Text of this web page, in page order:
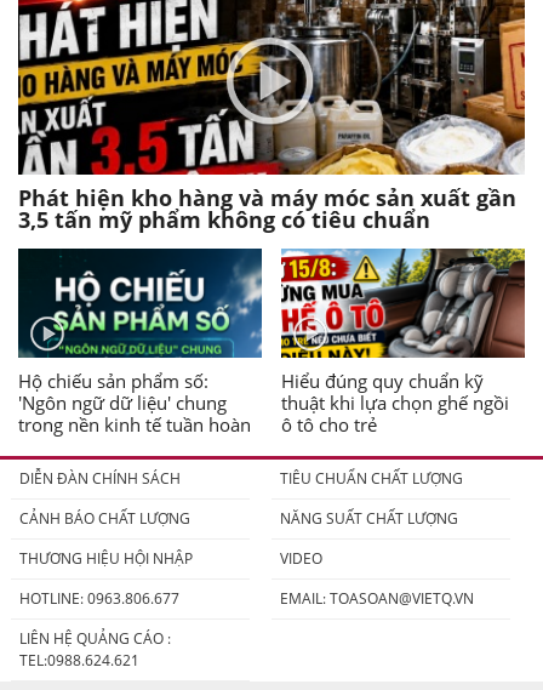
Phát hiện kho hàng và máy móc sản xuất gần
3,5 tấn mỹ phẩm không có tiêu chuẩn
Hộ chiếu sản phẩm số:
'Ngôn ngữ dữ liệu' chung
trong nền kinh tế tuần hoàn
Hiểu đúng quy chuẩn kỹ
thuật khi lựa chọn ghế ngồi
ô tô cho trẻ
DIỄN ĐÀN CHÍNH SÁCH
TIÊU CHUẨN CHẤT LƯỢNG
CẢNH BÁO CHẤT LƯỢNG
NĂNG SUẤT CHẤT LƯỢNG
THƯƠNG HIỆU HỘI NHẬP
VIDEO
HOTLINE: 0963.806.677
EMAIL:TOASOAN@VIETQ.VN
LIÊN HỆ QUẢNG CÁO :
TEL:0988.624.621